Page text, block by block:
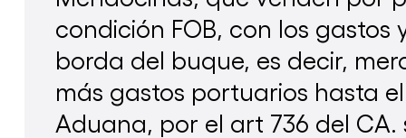
Marketing y Publicidad
Práctica y Derecho Comercial
Propiedad Intelectual
Servicios de Resolución de Disputas de ICC
condición FOB, con los
borda del buque, es decir,
más gastos portuarios hasta
Aduana, por el art 736 del